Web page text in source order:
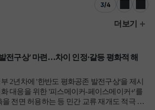
3/4
이전 다음